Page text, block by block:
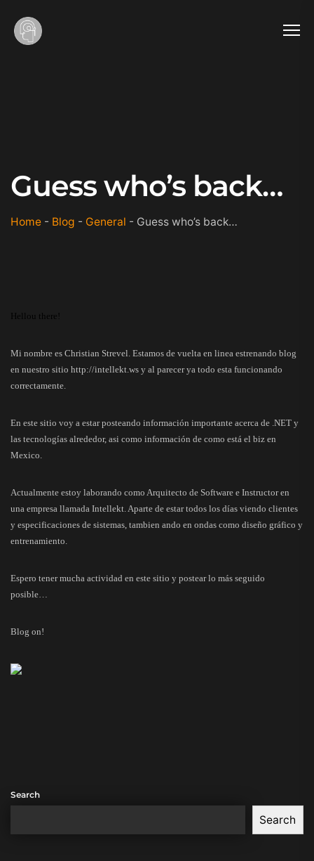
Guess who’s back…
Home - Blog - General - Guess who’s back…
Hellou there!
Mi nombre es Christian Strevel. Estamos de vuelta en linea estrenando blog
en nuestro sitio http://intellekt.ws y al parecer ya todo esta funcionando
correctamente.
En este sitio voy a estar posteando información importante acerca de .NET y
las tecnologías alrededor, asi como información de como está el biz en
Mexico.
Actualmente estoy laborando como Arquitecto de Software e Instructor en
una empresa llamada Intellekt. Aparte de estar todos los días viendo clientes
y especificaciones de sistemas, tambien ando en ondas como diseño gráfico y
entrenamiento.
Espero tener mucha actividad en este sitio y postear lo más seguido
posible…
Blog on!
Search
Search